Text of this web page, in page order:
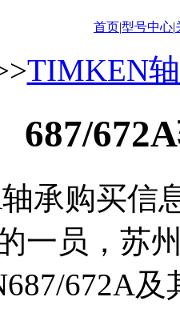
首页|型号中心|
TIMKEN
687/
承购买信
一员，苏
672A